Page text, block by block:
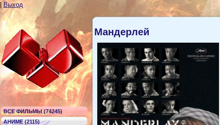
Выход
ВСЕ ФИЛЬМЫ (74245)
АНИМЕ (2115)
Мандерлей